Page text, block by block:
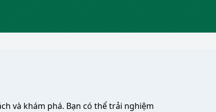
và khám phá. Bạn có thể trải nghiệm